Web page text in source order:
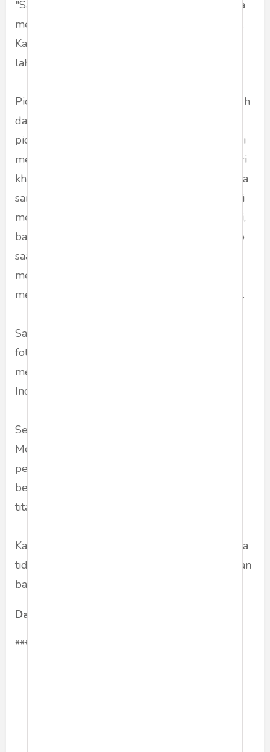
"Saya tetap panggil Ahok sajalah. Kan namanya
memang Ahok. Nama siapa pun... Aseng, Ahok..
Kalau sudah warga negara Indonesia ya Ahok-
lah."
Pidato itu begitu sering diselingi ekspresi tubuh
dan wajah. Yakni saat Bu Mega lagi menyelingi
pidatonya tanpa teks. Begitu ekspresif. Ekspresi
merengut. Ekspresi mencep --yang menjadi ciri
khasnya. Ekspresi kegembiraan. Kadang tertawa
sampai terpingkal. Ekspresi memukul. Ekspresi
menghindari pukulan. Sampai terlihat, satu kali,
badannya kiprah --mirip ekspresi pak Prabowo
saat debat capres dulu-- jingkrak kecil
menggambarkan gerak terlalu lega --setelah
mengucapkan satu kalimat yang bernada telak.
Saya ingin ada pembaca yang meng 'up load'
foto Bu Mega lagi mencep --agar tidak perlu
menjelaskan apa arti mencep dalam bahasa
Indonesia.
Selesai melihat YouTube itu saya berimajinasi.
Membayangkan dari jauh: alangkah serunya
perpolitikan di dalam negeri saat ini. Alangkah
berdentingnya pertandingan antara baja dan
titanium itu.
Karena itu sebenarnya tetap saja lebih baik saya
tidak menuliskan ini. Agar tidak terkena serpihan
baja itu.
Dahlan Iskan
***